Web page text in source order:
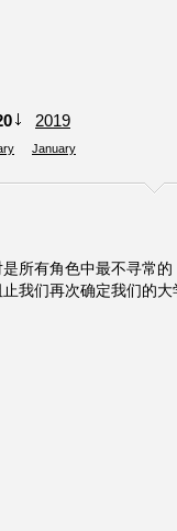
2019
January
所有角色中最不寻常
我们再次确定我们的